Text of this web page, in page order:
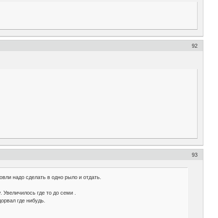
92
93
надо сделать в одно рыло и отдать.
где то до семи .
где нибудь.